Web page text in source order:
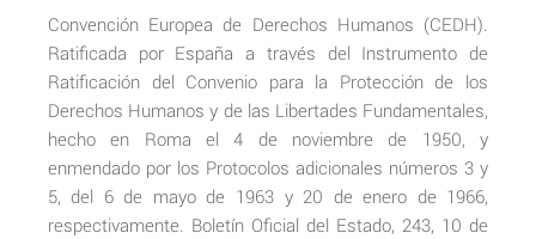
Convención Europea de Derechos Humanos (CEDH).
Ratificada por España a través del Instrumento de
Ratificación del Convenio para la Protección de los
Derechos Humanos y de las Libertades Fundamentales,
hecho en Roma el 4 de noviembre de 1950, y
enmendado por los Protocolos adicionales números 3 y
5, del 6 de mayo de 1963 y 20 de enero de 1966,
respectivamente. Boletín Oficial del Estado, 243, 10 de